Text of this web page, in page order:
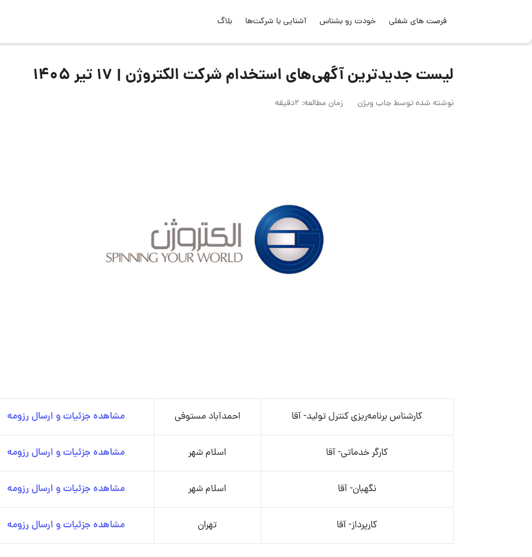
فرصت های شغلی خودت رو بشناس آشنایی با شرکت‌ها بلاگ
لیست جدیدترین آگهی‌های استخدام شرکت الکتروژن | ۱۷ تیر ۱۴۰۵
نوشته شده توسطجاب ویژن زمان مطالعه: 2دقیقه
کارشناس برنامه‌ریزی کنترل تولید- آقا احمدآباد مستوفی مشاهده جزئیات و ارسال رزومه
کارگر خدماتی- آقا اسلام شهر مشاهده جزئیات و ارسال رزومه
نگهبان- آقا اسلام شهر مشاهده جزئیات و ارسال رزومه
کارپرداز- آقا تهران مشاهده جزئیات و ارسال رزومه